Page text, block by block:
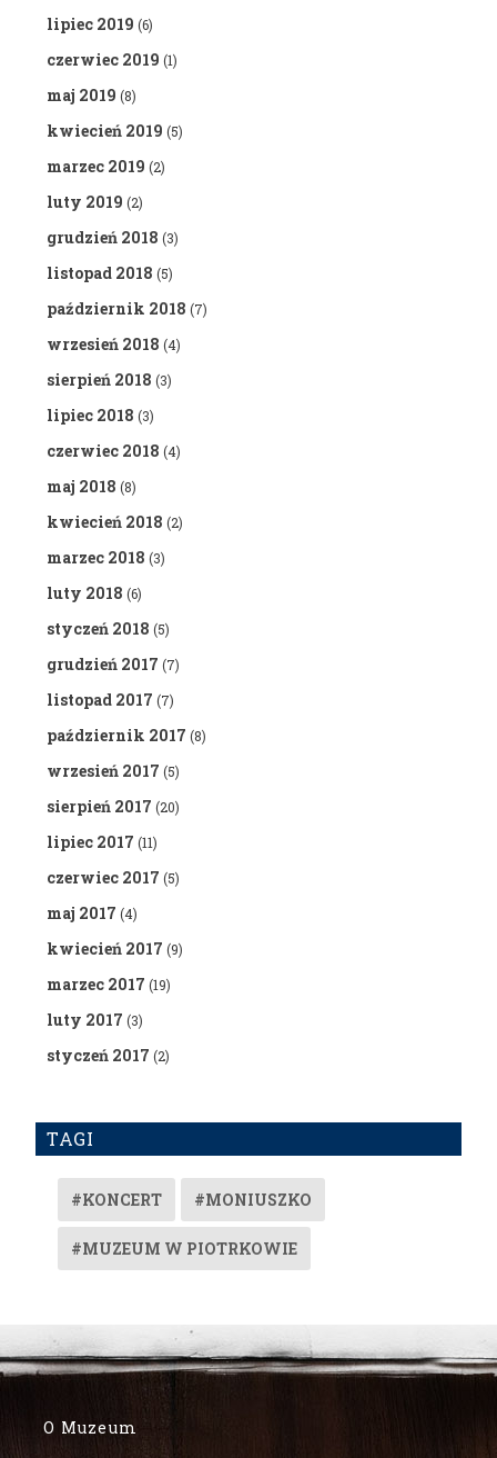
lipiec 2019 (6)
czerwiec 2019 (1)
maj 2019 (8)
kwiecień 2019 (5)
marzec 2019 (2)
luty 2019 (2)
grudzień 2018 (3)
listopad 2018 (5)
październik 2018 (7)
wrzesień 2018 (4)
sierpień 2018 (3)
lipiec 2018 (3)
czerwiec 2018 (4)
maj 2018 (8)
kwiecień 2018 (2)
marzec 2018 (3)
luty 2018 (6)
styczeń 2018 (5)
grudzień 2017 (7)
listopad 2017 (7)
październik 2017 (8)
wrzesień 2017 (5)
sierpień 2017 (20)
lipiec 2017 (11)
czerwiec 2017 (5)
maj 2017 (4)
kwiecień 2017 (9)
marzec 2017 (19)
luty 2017 (3)
styczeń 2017 (2)
TAGI
#KONCERT #MONIUSZKO
#MUZEUM W PIOTRKOWIE
O Muzeum